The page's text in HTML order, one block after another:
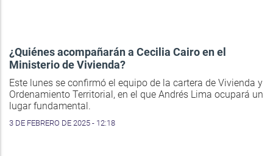
¿Quiénes acompañarán a Cecilia Cairo en el
Ministerio de Vivienda?
Este lunes se confirmó el equipo de la cartera de Vivienda y
Ordenamiento Territorial, en el que Andrés Lima ocupará un
lugar fundamental.
3 DE FEBRERO DE 2025 - 12:18